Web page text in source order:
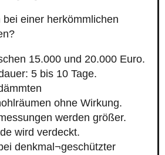
einer herkömmlichen
15.000 und 20.000 Euro.
5 bis 10 Tage.
ohne Wirkung.
werden größer.
wird verdeckt.
denkmal¬geschützter